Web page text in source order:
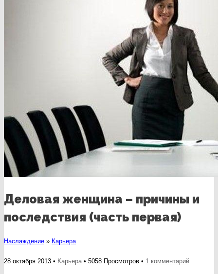
Деловая женщина – причины и
последствия (часть первая)
Наслаждение » Карьера
28 октября 2013 • Карьера • 5058 Просмотров • 1 комментарийк